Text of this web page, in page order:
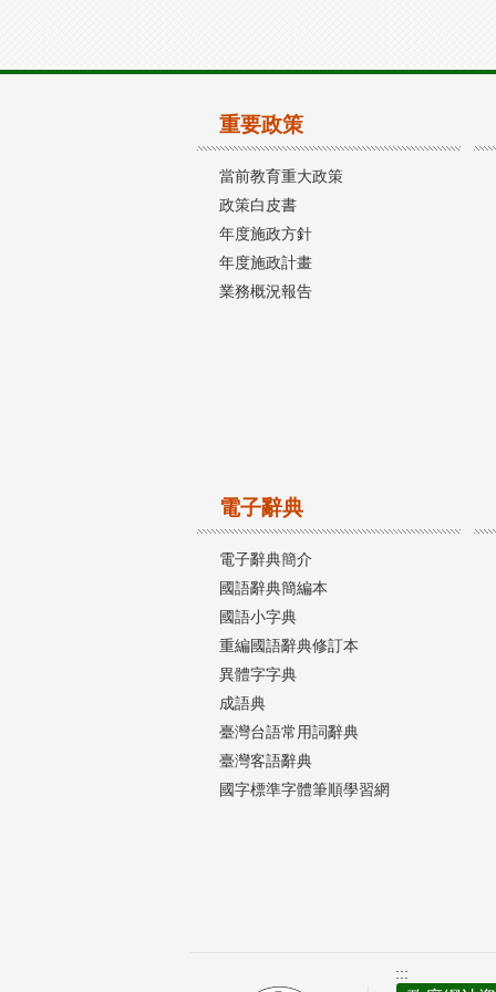
重要政策
當前教育重大政策
政策白皮書
年度施政方針
年度施政計畫
業務概況報告
電子辭典
電子辭典簡介
國語辭典簡編本
國語小字典
重編國語辭典修訂本
異體字字典
成語典
臺灣台語常用詞辭典
臺灣客語辭典
國字標準字體筆順學習網
:::